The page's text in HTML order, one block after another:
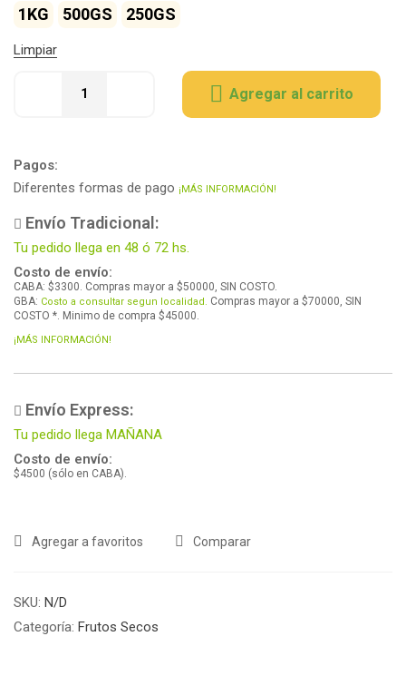
1KG 500GS 250GS
Limpiar
Agregar al carrito
Pagos:
Diferentes formas de pago ¡MÁS INFORMACIÓN!
Envío Tradicional:
Tu pedido llega en 48 ó 72 hs.
Costo de envío:
CABA: $3300. Compras mayor a $50000, SIN COSTO.
GBA: Costo a consultar segun localidad.
Compras mayor a $70000, SIN
COSTO *. Minimo de compra $45000.
¡MÁS INFORMACIÓN!
Envío Express:
Tu pedido llega MAÑANA
Costo de envío:
$4500 (sólo en CABA).
Agregar a favoritos Comparar
SKU: N/D
Categoría: Frutos Secos